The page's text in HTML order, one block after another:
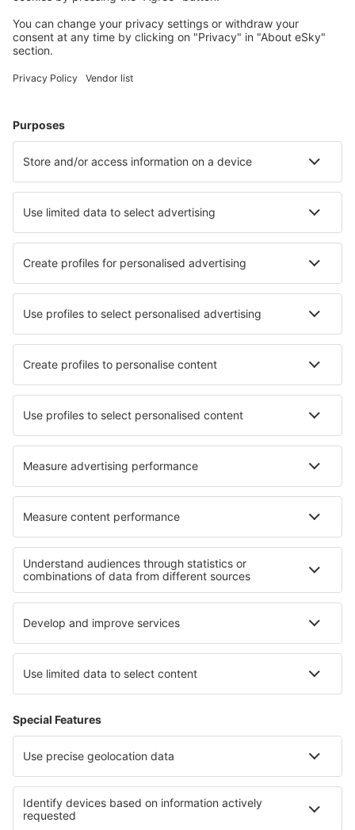
Naplánujte si cestu
Letenky
Ubytování
Let+Hotel
Hotely
Transfery
Sportovní události
Přečtěte si více
Garance nejnižší ceny
Mobilní aplikace
Letecké společnosti
Ryanair
Wizz Air
easyJet
Lufthansa
KLM
O eSky
Všeobecné podmínky
Moje rezervace
Politika ochrany soukromí
Podpora a kontakt
Země
Mezinárodní web-stránky
eSky.eu eSky.com eDestinos.com